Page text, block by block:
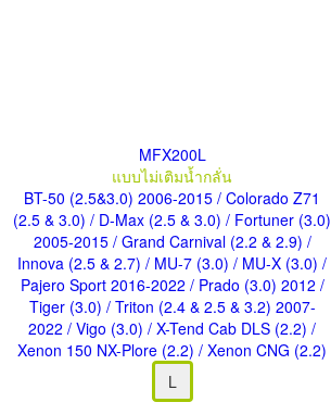
MFX200L
แบบไม่เติมน้ำกลั่น
BT-50 (2.5&3.0) 2006-2015/ Colorado Z71
(2.5 & 3.0)/ D-Max (2.5 & 3.0)/ Fortuner (3.0)
2005-2015 / Grand Carnival (2.2 & 2.9) /
Innova (2.5 & 2.7)/ MU-7 (3.0)/ MU-X (3.0)/
Pajero Sport 2016-2022 / Prado (3.0) 2012 /
Tiger (3.0) / Triton (2.4 & 2.5 & 3.2) 2007-
2022/ Vigo (3.0)/ X-Tend Cab DLS (2.2)/
Xenon 150 NX-Plore (2.2)/ Xenon CNG (2.2)
L